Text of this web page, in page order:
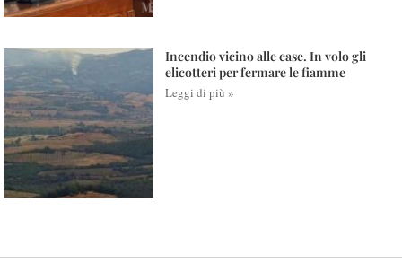
Incendio vicino alle case. In volo gli
elicotteri per fermare le fiamme
Leggi di più »